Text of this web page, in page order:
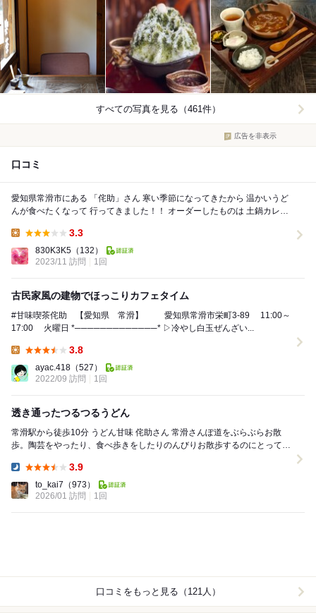
すべての写真を見る（461件）
広告を非表示
口コミ
愛知県常滑市にある 「侘助」さん 寒い季節になってきたから 温かいうど
んが食べたくなって 行ってきました！！ オーダーしたものは 土鍋カレー
3.3
830K3K5 （132）
2023/11 訪問
1回
古民家風の建物でほっこりカフェタイム
#甘味喫茶侘助 【愛知県 常滑】 愛知県常滑市栄町3-89 11:00～
17:00 火曜日 *─────────────* ▷冷やし白玉ぜんざい...
3.8
ayac.418 （527）
2022/09 訪問
1回
透き通ったつるつるうどん
常滑駅から徒歩10分 うどん甘味 侘助さん 常滑さんぽ道をぶらぶらお散
歩。陶芸をやったり、食べ歩きをしたりのんびりお散歩するのにとっても
3.9
to_kai7 （973）
2026/01 訪問
1回
口コミをもっと見る（121人）